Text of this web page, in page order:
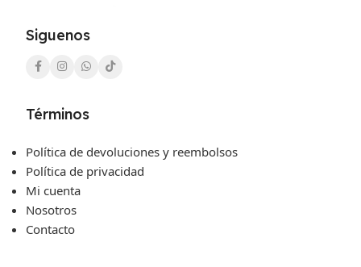
Siguenos
Términos
Política de devoluciones y reembolsos
Política de privacidad
Mi cuenta
Nosotros
Contacto